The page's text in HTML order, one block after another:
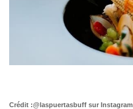
Crédit :@laspuertasbuff sur Instagram